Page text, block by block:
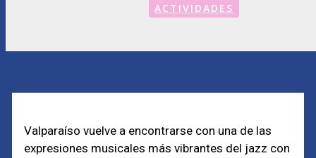
ACTIVIDADES
Valparaíso vuelve a encontrarse con una de las
expresiones musicales más vibrantes del jazz con